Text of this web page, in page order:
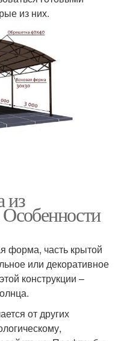
из них.
из
форма, часть крытой
или декоративное
конструкции –
от других